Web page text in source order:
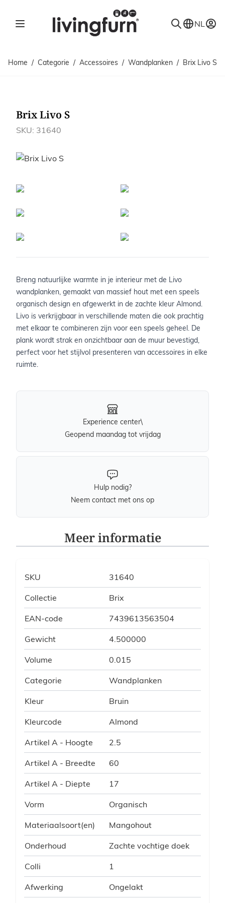
NL
Home / Categorie / Accessoires / Wandplanken / Brix Livo S
Brix Livo S
SKU: 31640
Afbeeldingen
Breng natuurlijke warmte in je interieur met de Livo
wandplanken, gemaakt van massief hout met een speels
organisch design en afgewerkt in de zachte kleur Almond.
Livo is verkrijgbaar in verschillende maten die ook prachtig
met elkaar te combineren zijn voor een speels geheel. De
plank wordt strak en onzichtbaar aan de muur bevestigd,
perfect voor het stijlvol presenteren van accessoires in elke
ruimte.
Experience center\
Geopend maandag tot vrijdag
Hulp nodig?
Neem contact met ons op
Meer informatie
SKU 31640
Collectie Brix
EAN-code 7439613563504
Gewicht 4.500000
Volume 0.015
Categorie Wandplanken
Kleur Bruin
Kleurcode Almond
Artikel A - Hoogte 2.5
Artikel A - Breedte 60
Artikel A - Diepte 17
Vorm Organisch
Materiaalsoort(en) Mangohout
Onderhoud Zachte vochtige doek
Colli 1
Afwerking Ongelakt